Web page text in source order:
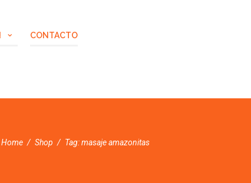
CONTACTO
Home Shop Tag: masaje amazonitas